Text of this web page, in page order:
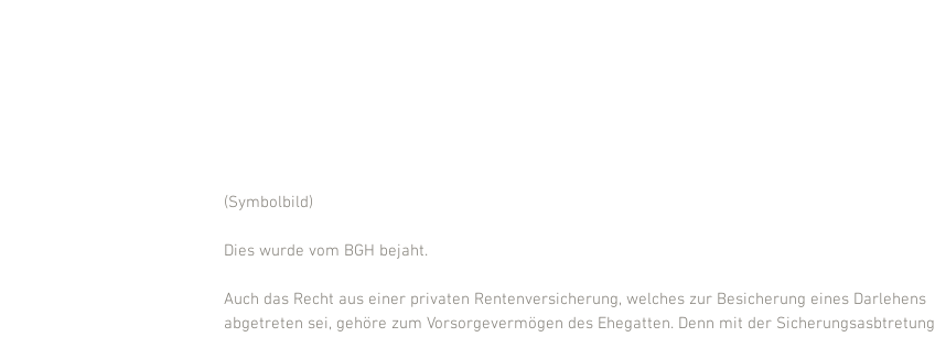
(Symbolbild)
Dies wurde vom BGH bejaht.
Auch das Recht aus einer privaten Rentenversicherung, welches zur Besicherung eines Darlehens
abgetreten sei, gehöre zum Vorsorgevermögen des Ehegatten. Denn mit der Sicherungsasbtretung